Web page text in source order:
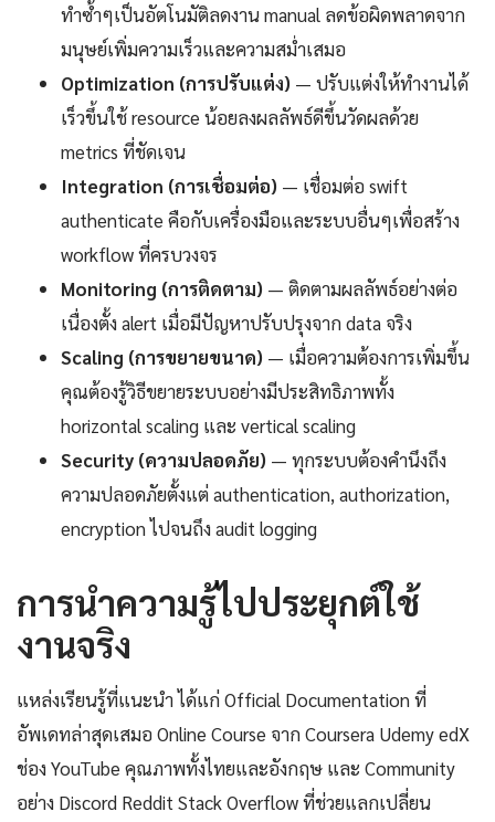
ทำซ้ำๆเป็นอัตโนมัติลดงาน manual ลดข้อผิดพลาดจาก
มนุษย์เพิ่มความเร็วและความสม่ำเสมอ
Optimization (การปรับแต่ง) — ปรับแต่งให้ทำงานได้
เร็วขึ้นใช้ resource น้อยลงผลลัพธ์ดีขึ้นวัดผลด้วย
metrics ที่ชัดเจน
Integration (การเชื่อมต่อ) — เชื่อมต่อ swift
authenticate คือกับเครื่องมือและระบบอื่นๆเพื่อสร้าง
workflow ที่ครบวงจร
Monitoring (การติดตาม) — ติดตามผลลัพธ์อย่างต่อ
เนื่องตั้ง alert เมื่อมีปัญหาปรับปรุงจาก data จริง
Scaling (การขยายขนาด) — เมื่อความต้องการเพิ่มขึ้น
คุณต้องรู้วิธีขยายระบบอย่างมีประสิทธิภาพทั้ง
horizontal scaling และ vertical scaling
Security (ความปลอดภัย) — ทุกระบบต้องคำนึงถึง
ความปลอดภัยตั้งแต่ authentication, authorization,
encryption ไปจนถึง audit logging
การนำความรู้ไปประยุกต์ใช้
งานจริง
แหล่งเรียนรู้ที่แนะนำ ได้แก่ Official Documentation ที่
อัพเดทล่าสุดเสมอ Online Course จาก Coursera Udemy edX
ช่อง YouTube คุณภาพทั้งไทยและอังกฤษ และ Community
อย่าง Discord Reddit Stack Overflow ที่ช่วยแลกเปลี่ยน